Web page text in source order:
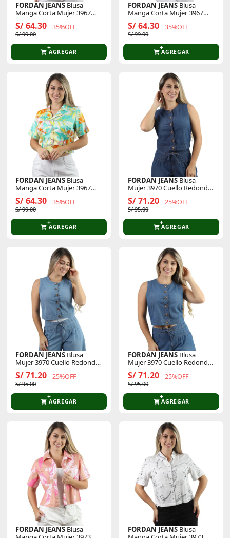
FORDAN JEANS Blusa
Manga Corta Mujer 3967
Cuello C/Solapa
S/ 64.30 35%OFF
S/ 99.00
AGREGAR
FORDAN JEANS Blusa
Manga Corta Mujer 3967
Cuello C/Solapa
S/ 64.30 35%OFF
S/ 99.00
AGREGAR
FORDAN JEANS Blusa
Manga Corta Mujer 3967
S/ 64.30 35%OFF
S/ 99.00
AGREGAR
FORDAN JEANS Blusa
Mujer 3970 Cuello Redondo
S/ 71.20 25%OFF
S/ 95.00
AGREGAR
FORDAN JEANS Blusa
Mujer 3970 Cuello Redondo
M/Cero
S/ 71.20 25%OFF
S/ 95.00
AGREGAR
FORDAN JEANS Blusa
Mujer 3970 Cuello Redondo
M/Cero
S/ 71.20 25%OFF
S/ 95.00
AGREGAR
FORDAN JEANS Blusa
FORDAN JEANS Blusa